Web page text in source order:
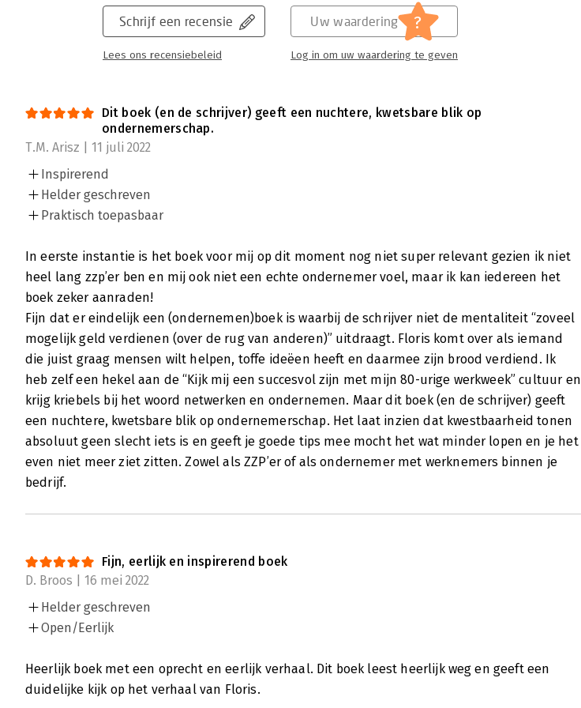
Schrijf een recensie
Lees ons recensiebeleid
Uw waardering ?
Log in om uw waardering te geven
Dit boek (en de schrijver) geeft een nuchtere, kwetsbare blik op
ondernemerschap.
T.M. Arisz | 11 juli 2022
Inspirerend
Helder geschreven
Praktisch toepasbaar
In eerste instantie is het boek voor mij op dit moment nog niet super relevant gezien ik niet
heel lang zzp’er ben en mij ook niet een echte ondernemer voel, maar ik kan iedereen het
boek zeker aanraden!
Fijn dat er eindelijk een (ondernemen)boek is waarbij de schrijver niet de mentaliteit “zoveel
mogelijk geld verdienen (over de rug van anderen)” uitdraagt. Floris komt over als iemand
die juist graag mensen wilt helpen, toffe ideëen heeft en daarmee zijn brood verdiend. Ik
heb zelf een hekel aan de “Kijk mij een succesvol zijn met mijn 80-urige werkweek” cultuur en
krijg kriebels bij het woord netwerken en ondernemen. Maar dit boek (en de schrijver) geeft
een nuchtere, kwetsbare blik op ondernemerschap. Het laat inzien dat kwestbaarheid tonen
absoluut geen slecht iets is en geeft je goede tips mee mocht het wat minder lopen en je het
even niet meer ziet zitten. Zowel als ZZP’er of als ondernemer met werknemers binnen je
bedrijf.
Fijn, eerlijk en inspirerend boek
D. Broos | 16 mei 2022
Helder geschreven
Open/Eerlijk
Heerlijk boek met een oprecht en eerlijk verhaal. Dit boek leest heerlijk weg en geeft een
duidelijke kijk op het verhaal van Floris.